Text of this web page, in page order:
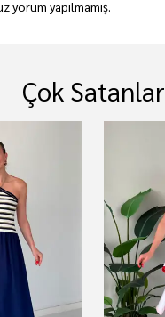
yorum yapılmamış.
Çok Satanlar